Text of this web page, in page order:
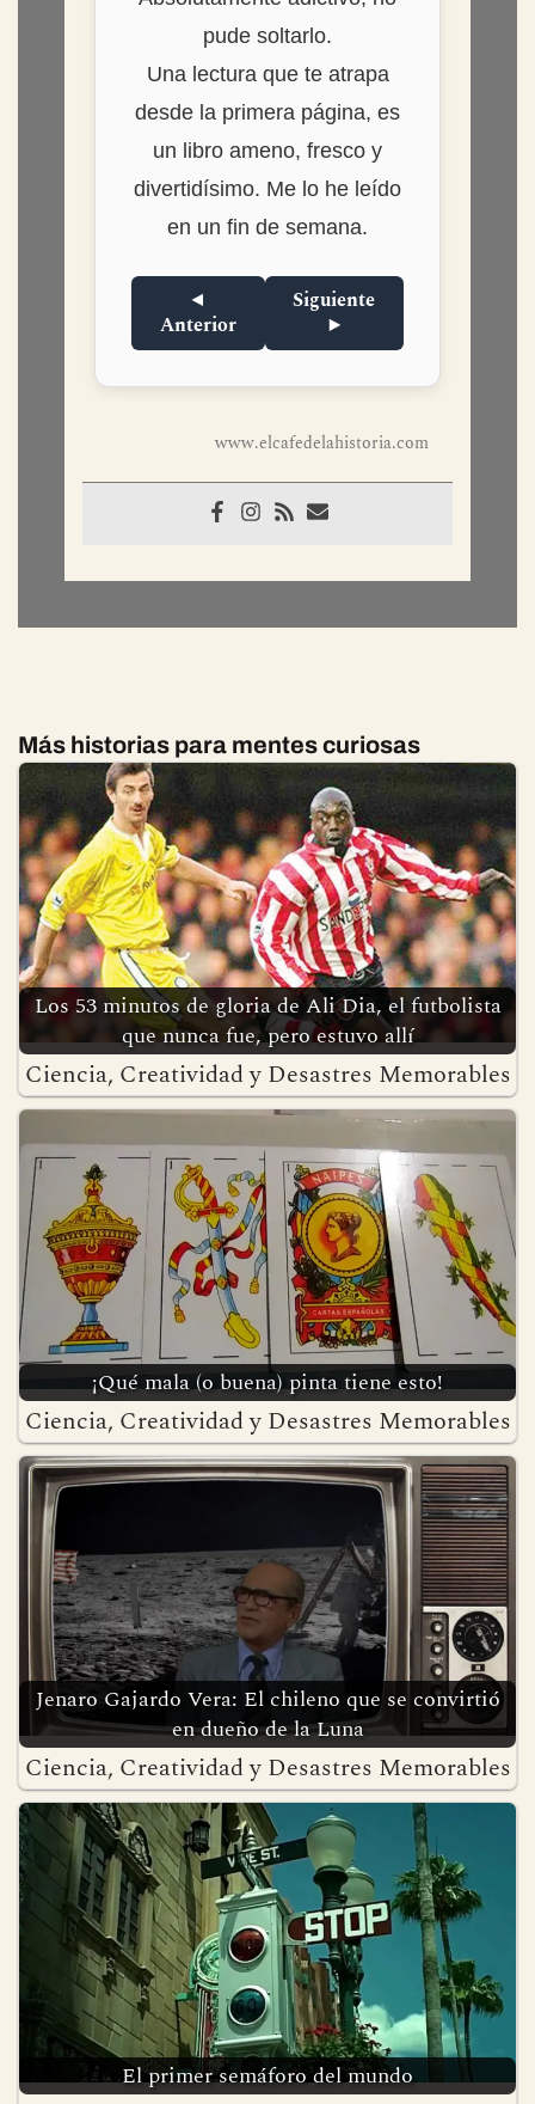
Adictivo, ameno y fresco.
Absolutamente adictivo, no
pude soltarlo.
Una lectura que te atrapa
desde la primera página, es
un libro ameno, fresco y
en un fin de semana.
www.elcafedelahistoria.com
Más historias para mentes curiosas
Los 53 minutos de gloria de Ali Dia, el futbolista
que nunca fue, pero estuvo allí
Ciencia, Creatividad y Desastres Memorables
¡Qué mala (o buena) pinta tiene esto!
Ciencia, Creatividad y Desastres Memorables
Jenaro Gajardo Vera: El chileno que se convirtió
en dueño de la Luna
Ciencia, Creatividad y Desastres Memorables